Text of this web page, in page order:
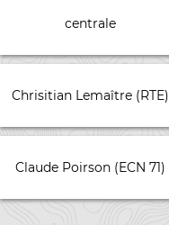
centrale
Chrisitian Lemaître (RTE)
Claude Poirson (ECN 71)